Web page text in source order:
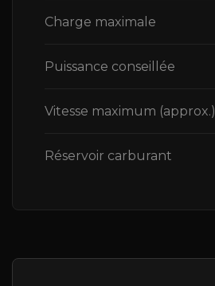
Charge maximale
Puissance conseillée
Vitesse maximum (approx.)
Réservoir carburant